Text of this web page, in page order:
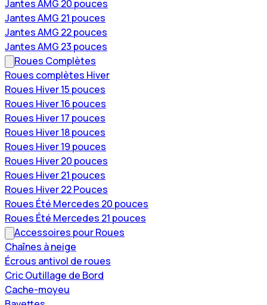
Jantes AMG 20 pouces
Jantes AMG 21 pouces
Jantes AMG 22 pouces
Jantes AMG 23 pouces
Roues Complètes
Roues complètes Hiver
Roues Hiver 15 pouces
Roues Hiver 16 pouces
Roues Hiver 17 pouces
Roues Hiver 18 pouces
Roues Hiver 19 pouces
Roues Hiver 20 pouces
Roues Hiver 21 pouces
Roues Hiver 22 Pouces
Roues Été Mercedes 20 pouces
Roues Été Mercedes 21 pouces
Accessoires pour Roues
Chaînes à neige
Écrous antivol de roues
Cric Outillage de Bord
Cache-moyeu